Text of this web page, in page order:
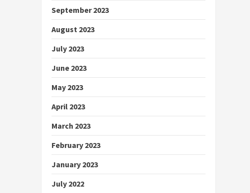
September 2023
August 2023
July 2023
June 2023
May 2023
April 2023
March 2023
February 2023
January 2023
July 2022